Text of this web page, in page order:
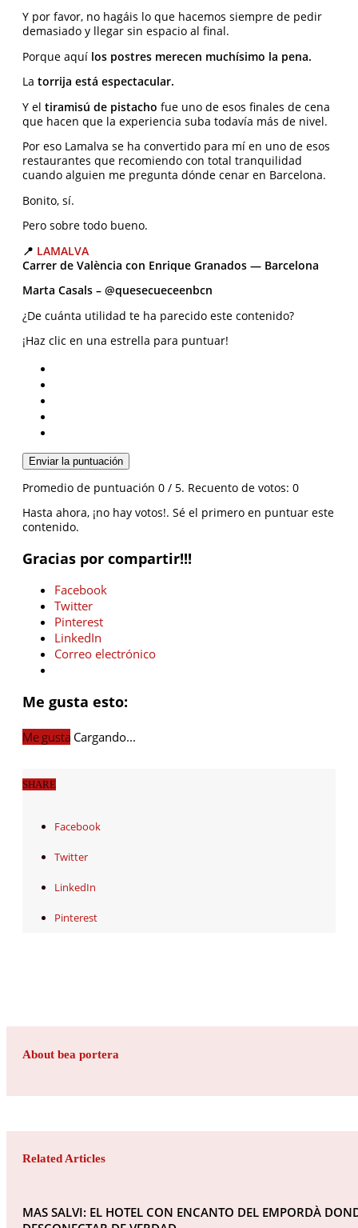
Y por favor, no hagáis lo que hacemos siempre de pedir
demasiado y llegar sin espacio al final.
Porque aquí los postres merecen muchísimo la pena.
La torrija está espectacular.
Y el tiramisú de pistacho fue uno de esos finales de cena
que hacen que la experiencia suba todavía más de nivel.
Por eso Lamalva se ha convertido para mí en uno de esos
restaurantes que recomiendo con total tranquilidad
cuando alguien me pregunta dónde cenar en Barcelona.
Bonito, sí.
Pero sobre todo bueno.
📍 LAMALVA
Carrer de València con Enrique Granados — Barcelona
Marta Casals – @quesecueceenbcn
¿De cuánta utilidad te ha parecido este contenido?
¡Haz clic en una estrella para puntuar!
Enviar la puntuación
Promedio de puntuación 0 / 5. Recuento de votos: 0
Hasta ahora, ¡no hay votos!. Sé el primero en puntuar este
contenido.
Gracias por compartir!!!
Facebook
Twitter
Pinterest
LinkedIn
Correo electrónico
Me gusta esto:
Me gusta Cargando...
SHARE
Facebook
Twitter
LinkedIn
Pinterest
About bea portera
Related Articles
MAS SALVI: EL HOTEL CON ENCANTO DEL EMPORDÀ